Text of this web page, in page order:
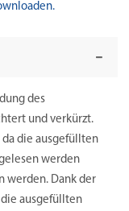
des
und verkürzt.
die ausgefüllten
werden
werden. Dank der
ausgefüllten